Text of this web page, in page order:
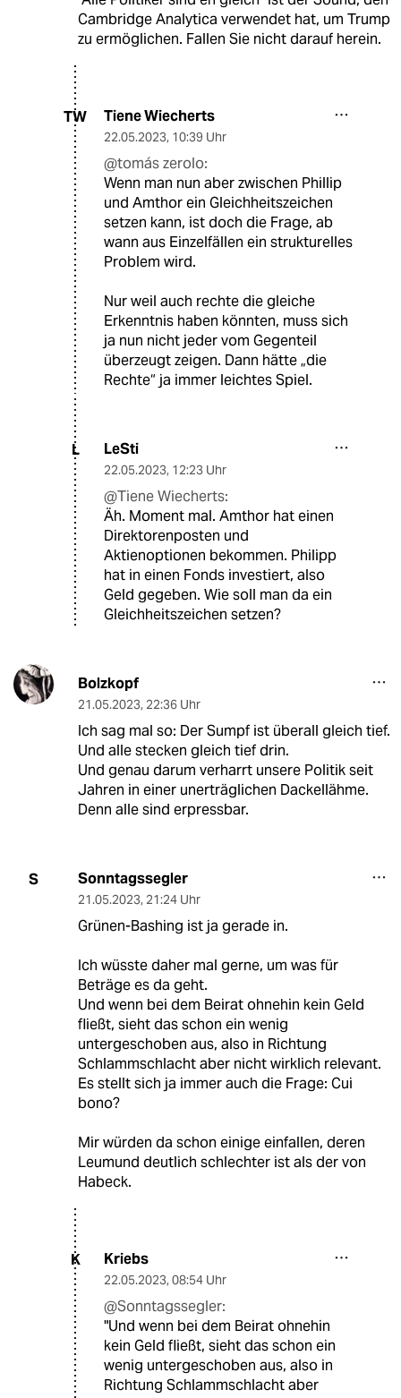
Cambridge Analytica verwendet hat, um Trump
zu ermöglichen. Fallen Sie nicht darauf herein.
TW Tiene Wiecherts
22.05.2023, 10:39 Uhr
@tomás zerolo:
Wenn man nun aber zwischen Phillip
und Amthor ein Gleichheitszeichen
setzen kann, ist doch die Frage, ab
wann aus Einzelfällen ein strukturelles
Problem wird.
Nur weil auch rechte die gleiche
Erkenntnis haben könnten, muss sich
ja nun nicht jeder vom Gegenteil
überzeugt zeigen. Dann hätte „die
Rechte“ ja immer leichtes Spiel.
L LeSti
22.05.2023, 12:23 Uhr
@Tiene Wiecherts:
Äh. Moment mal. Amthor hat einen
Direktorenposten und
Aktienoptionen bekommen. Philipp
hat in einen Fonds investiert, also
Geld gegeben. Wie soll man da ein
Gleichheitszeichen setzen?
Bolzkopf
21.05.2023, 22:36 Uhr
Ich sag mal so: Der Sumpf ist überall gleich tief.
Und alle stecken gleich tief drin.
Und genau darum verharrt unsere Politik seit
Jahren in einer unerträglichen Dackellähme.
Denn alle sind erpressbar.
S Sonntagssegler
21.05.2023, 21:24 Uhr
Grünen-Bashing ist ja gerade in.
Ich wüsste daher mal gerne, um was für
Beträge es da geht.
Und wenn bei dem Beirat ohnehin kein Geld
fließt, sieht das schon ein wenig
untergeschoben aus, also in Richtung
Schlammschlacht aber nicht wirklich relevant.
Es stellt sich ja immer auch die Frage: Cui
bono?
Mir würden da schon einige einfallen, deren
Leumund deutlich schlechter ist als der von
Habeck.
K Kriebs
22.05.2023, 08:54 Uhr
@Sonntagssegler:
"Und wenn bei dem Beirat ohnehin
kein Geld fließt, sieht das schon ein
wenig untergeschoben aus, also in
Richtung Schlammschlacht aber